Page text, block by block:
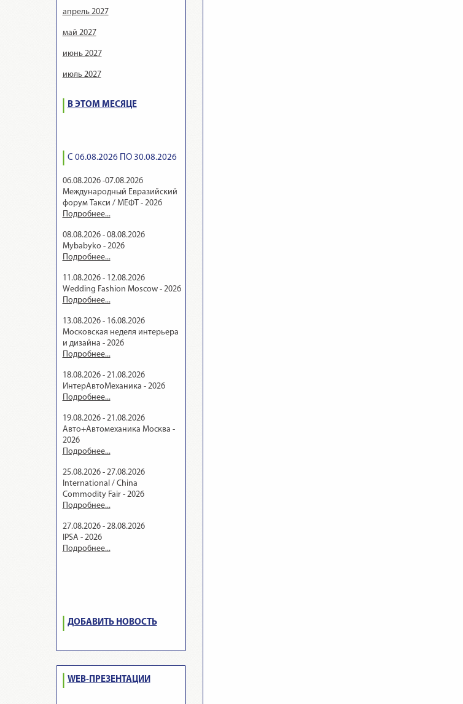
апрель 2027
май 2027
июнь 2027
июль 2027
В ЭТОМ МЕСЯЦЕ
С 06.08.2026 ПО 30.08.2026
06.08.2026 -07.08.2026
Международный Евразийский
форум Такси / МЕФТ - 2026
Подробнее...
08.08.2026 - 08.08.2026
Mybabyko - 2026
Подробнее...
11.08.2026 - 12.08.2026
Wedding Fashion Moscow - 2026
Подробнее...
13.08.2026 - 16.08.2026
Московская неделя интерьера
и дизайна - 2026
Подробнее...
18.08.2026 - 21.08.2026
ИнтерАвтоМеханика - 2026
Подробнее...
19.08.2026 - 21.08.2026
Авто+Автомеханика Москва -
2026
Подробнее...
25.08.2026 - 27.08.2026
International / China
Commodity Fair - 2026
Подробнее...
27.08.2026 - 28.08.2026
IPSA - 2026
Подробнее...
ДОБАВИТЬ НОВОСТЬ
WEB-ПРЕЗЕНТАЦИИ